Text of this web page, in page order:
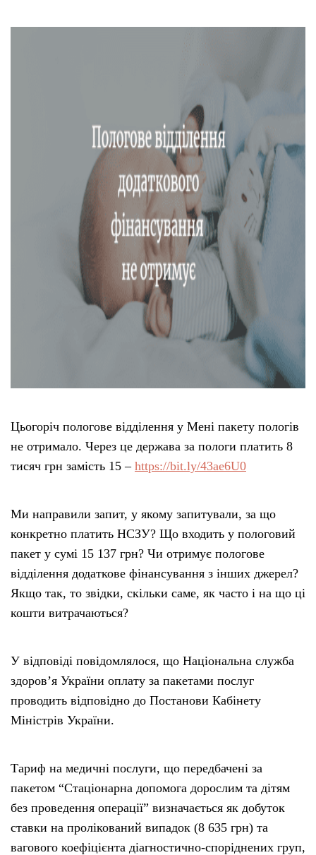
Цьогоріч пологове відділення у Мені пакету пологів
не отримало. Через це держава за пологи платить 8
тисяч грн замість 15 – https://bit.ly/43ae6U0
Ми направили запит, у якому запитували, за що
конкретно платить НСЗУ? Що входить у пологовий
пакет у сумі 15 137 грн? Чи отримує пологове
відділення додаткове фінансування з інших джерел?
Якщо так, то звідки, скільки саме, як часто і на що ці
кошти витрачаються?
У відповіді повідомлялося, що Національна служба
здоров’я України оплату за пакетами послуг
проводить відповідно до Постанови Кабінету
Міністрів України.
Тариф на медичні послуги, що передбачені за
пакетом “Стаціонарна допомога дорослим та дітям
без проведення операції” визначається як добуток
ставки на пролікований випадок (8 635 грн) та
вагового коефіцієнта діагностично-споріднених груп,